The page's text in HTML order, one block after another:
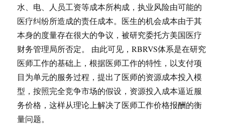
水、电、人员工资等成本所构成，执业风险由可能的
医疗纠纷所造成的责任成本。医生的机会成本由于其
本身的度量存在很大的争议，被研究委托方美国医疗
财务管理局所否定。 由此可见，RBRVS体系是在研究
医师工作的基础上，根据医师工作的特性，以支付项
目为单元的服务过程，提出了医师的资源成本投入模
型，按照完全竞争市场的假设，资源投入成本逼近服
务价格，这样从理论上解决了医师工作价格报酬的衡
量问题。